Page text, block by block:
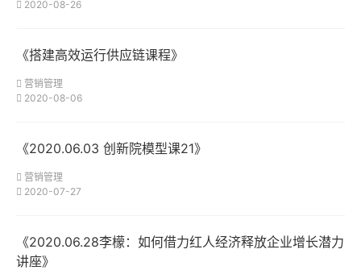
2020-08-26
《搭建高效运行供应链课程》
营销管理
2020-08-06
《2020.06.03 创新院模型课21》
营销管理
2020-07-27
《2020.06.28李檬：如何借力红人经济释放企业增长潜力
讲座》